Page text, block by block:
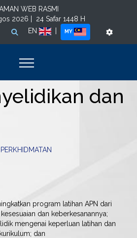
WEB RASMI
2026 |
24 Safar 1448 H
EN
MY
dan
PERKHIDMATAN
program latihan APN dari
dan keberkesanannya;
mengenai keperluan latihan dan
dan